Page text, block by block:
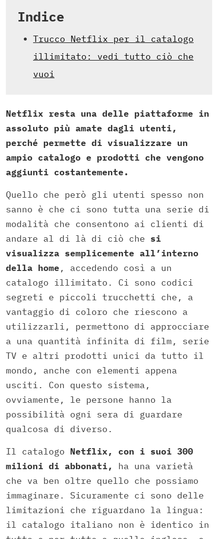
Indice
Trucco Netflix per il catalogo
illimitato: vedi tutto ciò che
vuoi
Netflix resta una delle piattaforme in
assoluto più amate dagli utenti,
perché permette di visualizzare un
ampio catalogo e prodotti che vengono
aggiunti costantemente.
Quello che però gli utenti spesso non
sanno è che ci sono tutta una serie di
modalità che consentono ai clienti di
andare al di là di ciò che si
visualizza semplicemente all’interno
della home , accedendo così a un
catalogo illimitato. Ci sono codici
segreti e piccoli trucchetti che, a
vantaggio di coloro che riescono a
utilizzarli, permettono di approcciare
a una quantità infinita di film, serie
TV e altri prodotti unici da tutto il
mondo, anche con elementi appena
usciti. Con questo sistema,
ovviamente, le persone hanno la
possibilità ogni sera di guardare
qualcosa di diverso.
Il catalogo Netflix, con i suoi 300
milioni di abbonati,
ha una varietà
che va ben oltre quello che possiamo
immaginare. Sicuramente ci sono delle
limitazioni che riguardano la lingua:
il catalogo italiano non è identico in